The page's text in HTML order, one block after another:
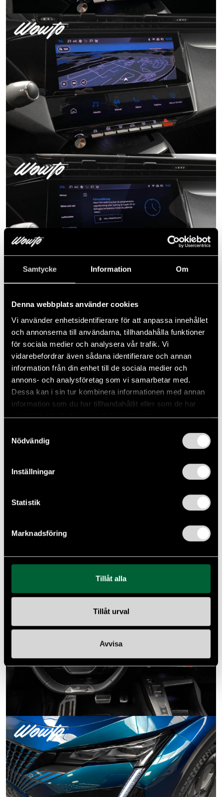
Samtycke Information Om
Denna webbplats använder cookies
Vi använder enhetsidentifierare för att anpassa innehållet
och annonserna till användarna, tillhandahålla funktioner
för sociala medier och analysera vår trafik. Vi
vidarebefordrar även sådana identifierare och annan
information från din enhet till de sociala medier och
annons- och analysföretag som vi samarbetar med.
Dessa kan i sin tur kombinera informationen med annan
information som du har tillhandahållit eller som de har
samlat in när du har använt deras tjänster.
Nödvändig
Inställningar
Statistik
Marknadsföring
Tillåt alla
Tillåt urval
Avvisa